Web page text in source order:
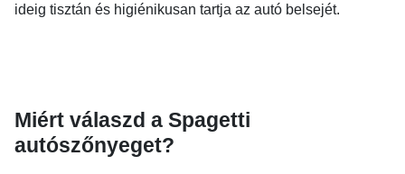
ideig tisztán és higiénikusan tartja az autó belsejét.
Miért válaszd a Spagetti
autószőnyeget?